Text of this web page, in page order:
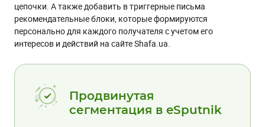
цепочки. А также добавить в триггерные письма
рекомендательные блоки, которые формируются
персонально для каждого получателя с учетом его
интересов и действий на сайте Shafa.ua.
Продвинутая
сегментация в eSputnik